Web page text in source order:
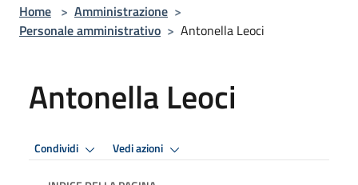
Home > Amministrazione >
Personale amministrativo > Antonella Leoci
Antonella Leoci
Condividi Vedi azioni